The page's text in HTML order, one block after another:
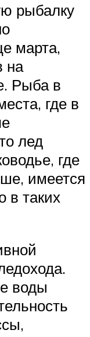
рыбалку
марта,
на
Рыба в
где в
лед
где
имеется
в таких
воды